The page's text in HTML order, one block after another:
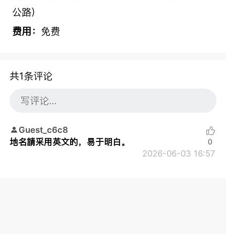
公路）
费用： 免费
共1条评论
Guest_c6c8
地名請采用英文的，易于明白。
2026-06-03 16:57
0